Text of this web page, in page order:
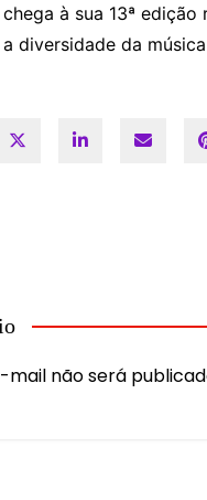
à sua 13ª
diversidade da
mail não será